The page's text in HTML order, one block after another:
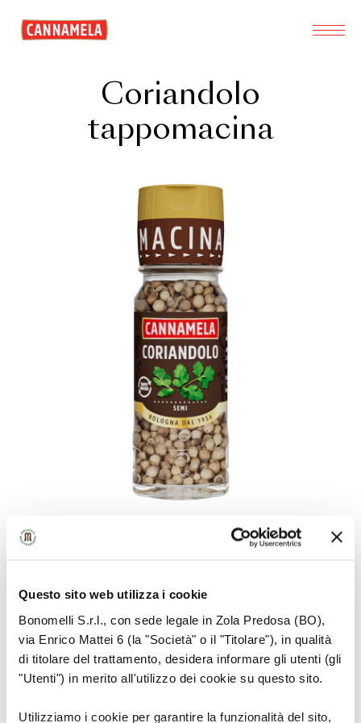
Questo sito web utilizza i cookie
Bonomelli S.r.l., con sede legale in Zola Predosa (BO),
via Enrico Mattei 6 (la "Società" o il "Titolare"), in qualità
di titolare del trattamento, desidera informare gli utenti (gli
"Utenti") in merito all'utilizzo dei cookie su questo sito.
Utilizziamo i cookie per garantire la funzionalità del sito,
Coriandolo
tappomacina
Pianta con ombrelle di fiori bianco-rosati, che
terminano con frutti giallastri delle dimensioni di
piccoli grani.